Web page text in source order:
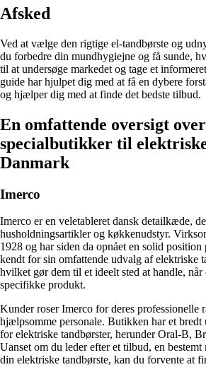
Afsked
Ved at vælge den rigtige el-tandbørste og
du forbedre din mundhygiejne og få sunde,
til at undersøge markedet og tage et
guide har hjulpet dig med at få en dybere
og hjælper dig med at finde det bedste tilbud.
En omfattende oversigt over
specialbutikker til
Danmark
Imerco
Imerco er en veletableret dansk detailkæde,
husholdningsartikler og køkkenudstyr.
1928 og har siden da opnået en solid position
kendt for sin omfattende udvalg af elektriske
hvilket gør dem til et ideelt sted at handle,
specifikke produkt.
Kunder roser Imerco for deres professionelle
hjælpsomme personale. Butikken har et
for elektriske tandbørster, herunder Oral-B,
Uanset om du leder efter et tilbud, en
din elektriske tandbørste, kan du forvente at